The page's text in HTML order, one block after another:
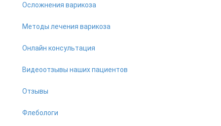
Осложнения варикоза
Методы лечения варикоза
Онлайн консультация
Видеоотзывы наших пациентов
Отзывы
Флебологи